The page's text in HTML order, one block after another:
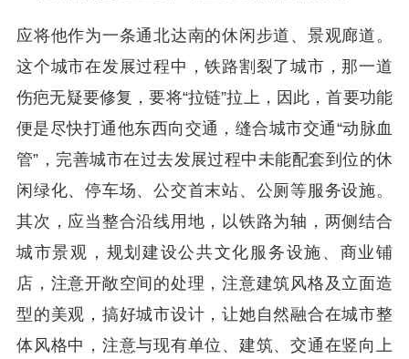
应将他作为一条通北达南的休闲步道、景观廊道。
这个城市在发展过程中，铁路割裂了城市，那一道
伤疤无疑要修复，要将“拉链”拉上，因此，首要功能
便是尽快打通他东西向交通，缝合城市交通“动脉血
管”，完善城市在过去发展过程中未能配套到位的休
闲绿化、停车场、公交首末站、公厕等服务设施。
其次，应当整合沿线用地，以铁路为轴，两侧结合
城市景观，规划建设公共文化服务设施、商业铺
店，注意开敞空间的处理，注意建筑风格及立面造
型的美观，搞好城市设计，让她自然融合在城市整
体风格中，注意与现有单位、建筑、交通在竖向上